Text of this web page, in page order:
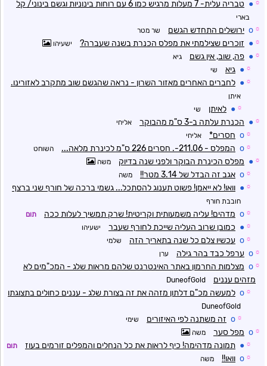
☼
● טבריה עלית- 7 מעלות מרגיש כמו 6 עם רוחות בינוניות וגשם בינוני/ קל
בארי
☼
o ירושלים התחדש הגשם שר מטר
☼
● זוכרים שצילמתי את מפלס הכנרת בשנה שעברה? ישעיהו
☼
● פה, שוב, אין גשם גיא
☼
● גיא שי
☼
● לחברים האחרים מאזור השרון - נראה שהגשם שוב מתקרב לאזורינו.
איתן
☼
● לאיתן שי
☼
● הכנרת עלתה ב-3 ס"מ מהבוקר אליחי
☼
o חסרים* אליחי
☼
o המפלס - 211.06-. חסרים 226 ס"מ לכינרת מלאה... השוחט
☼
● מפלס הכינרת הבוקר ולפני שנה בדיוק משה
☼
o אגב זה הבדל של 3.14 מטר!! משה
☼
● וואו! לא ייאמן! פשוט תענוג להסתכל... גשמי ברכה של חורף שני ברצף
חובבת חורף
☼
o מדהים! עליה משמעותית וקריטית! שרק תמשיך לעלות ככה תום
☼
● כמובן שרוב העליה שייכת לחורף שעבר ישעיהו
☼
o עכשיו צלם כל שנה בתאריך הזה שלמי
☼
o ערפל כבד בהר גילה ערן
☼
o מצלמות החרמון באתר האינטרנט שלהם מראות שלג - המכ"מים לא
מזהים עננים
DuneofGold
☼
o למעשה מכ"ם דלתון מזהה את זה בצורת שלג - עננים כחולים בתצוגתו
DuneofGold
☼
o זה משתנה לפי האיזורים שימי
☼
o מפל סער משה
☼
● תמונה מדהימה! כיף לראות את כל הנחלים והמפלים זורמים בעוז תום
☼
o וואו!! משה